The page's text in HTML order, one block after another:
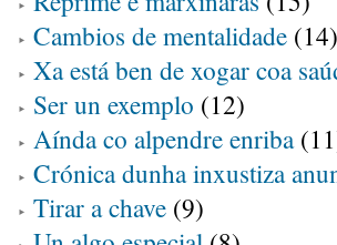
Cambios de mentalidade (14)
Xa está ben de xogar coa
Ser un exemplo (12)
Aínda co alpendre enriba
Crónica dunha inxustiza
Tirar a chave (9)